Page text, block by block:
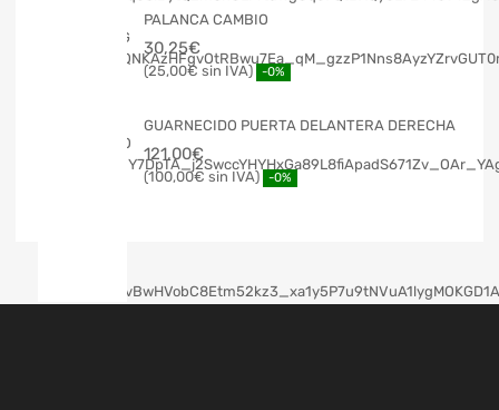
PALANCA CAMBIO
30,25€
25,00€ -0%
GUARNECIDO PUERTA DELANTERA DERECHA
121,00€
100,00€ -0%